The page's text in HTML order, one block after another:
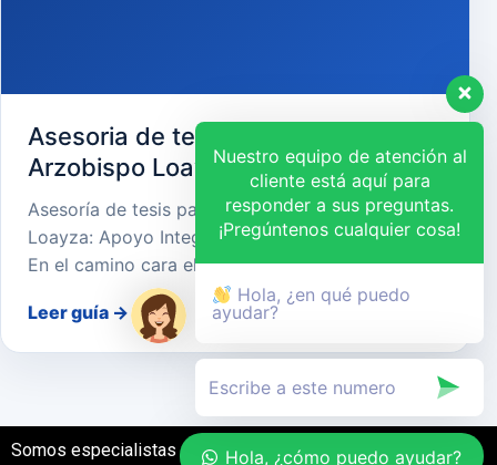
Asesoria de tesis para Universidad
Arzobispo Loayza
Asesoría de tesis para Universidad Arzobispo
Loayza: Apoyo Integral para el Éxito Académico
En el camino cara el…
Leer guía →
Somos especialistas en el desarrollo de tesis
Nuestro equipo de atención al
cliente está aquí para
responder a sus preguntas.
¡Pregúntenos cualquier cosa!
Hola, ¿en qué puedo
ayudar?
Hola, ¿cómo puedo ayudar?